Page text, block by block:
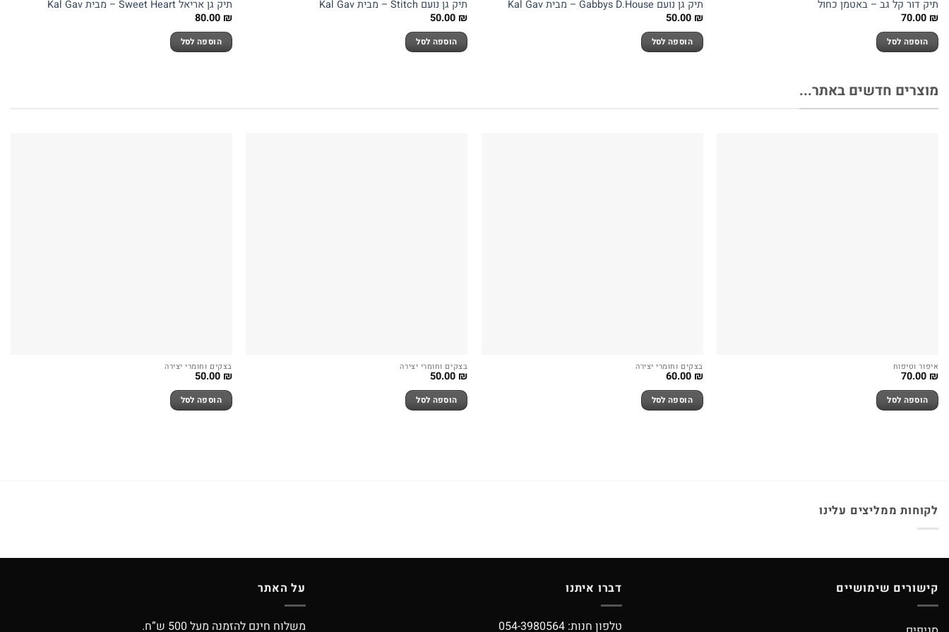
תיק דור קל גב – באטמן כחול
70.00 ₪
הוספה לסל
תיק גן נועם Gabbys D.House – מבית Kal Gav
50.00 ₪
הוספה לסל
תיק גן נועם Stitch – מבית Kal Gav
50.00 ₪
הוספה לסל
תיק גן אריאל Sweet Heart – מבית Kal Gav
80.00 ₪
הוספה לסל
מוצרים חדשים באתר...
איפור וטיפוח
70.00 ₪
הוספה לסל
בצקים וחומרי יצירה
60.00 ₪
הוספה לסל
בצקים וחומרי יצירה
50.00 ₪
הוספה לסל
בצקים וחומרי יצירה
50.00 ₪
הוספה לסל
לקוחות ממליצים עלינו
קישורים שימושיים דברו איתנו
טלפון חנות: 054-3980564
על האתר
משלוח חינם להזמנה מעל 500 ש”ח.